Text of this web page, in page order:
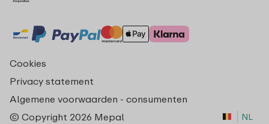
Cookies
Privacy statement
Algemene voorwaarden - consumenten
© Copyright 2026 Mepal
NL